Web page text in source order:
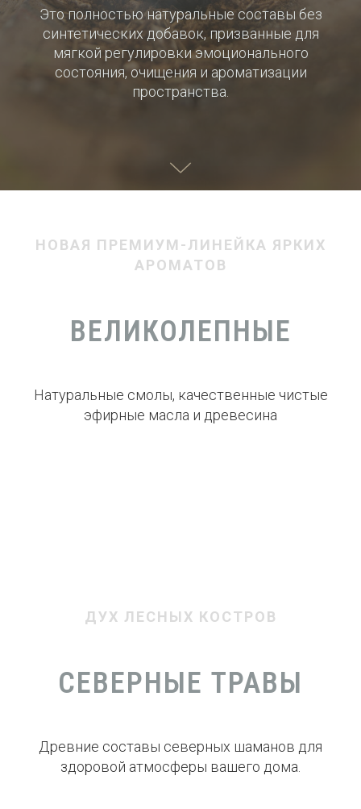
Это полностью натуральные составы без
синтетических добавок, призванные для
мягкой регулировки эмоционального
состояния, очищения и ароматизации
пространства.
НОВАЯ ПРЕМИУМ-ЛИНЕЙКА ЯРКИХ
АРОМАТОВ
ВЕЛИКОЛЕПНЫЕ
Натуральные смолы, качественные чистые
эфирные масла и древесина
ДУХ ЛЕСНЫХ КОСТРОВ
СЕВЕРНЫЕ ТРАВЫ
Древние составы северных шаманов для
здоровой атмосферы вашего дома.